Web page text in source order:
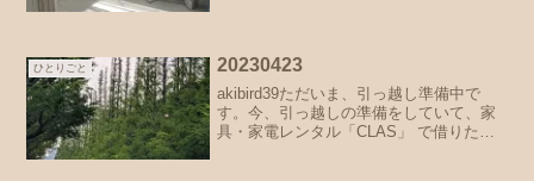
ひとりごと 20230423
akibird39ただいま、引っ越し準備中で
す。今、引っ越しの準備をしていて、家
具・家電レンタル「CLAS」 で借りた家